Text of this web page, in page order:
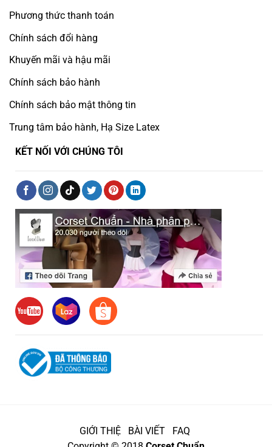
Phương thức thanh toán
Chính sách đổi hàng
Khuyến mãi và hậu mãi
Chính sách bảo hành
Chính sách bảo mật thông tin
Trung tâm bảo hành, Hạ Size Latex
KẾT NỐI VỚI CHÚNG TÔI
GIỚI THIỆ BÀI VIẾT
FAQ